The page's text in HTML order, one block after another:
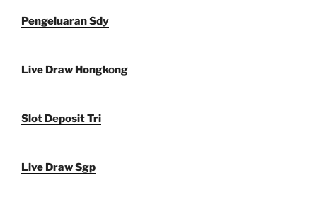
Pengeluaran Sdy
Live Draw Hongkong
Slot Deposit Tri
Live Draw Sgp